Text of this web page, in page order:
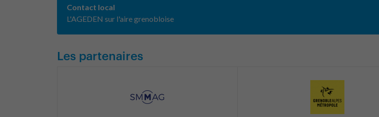
Contact local
L'AGEDEN sur l'aire grenobloise
Les partenaires